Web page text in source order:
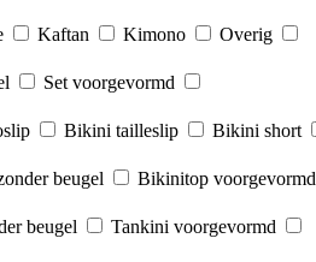
Kaftan Kimono
Overig
Set voorgevormd
Bikini tailleslip Bikini short
beugel Bikinitop voorgevormd
beugel
Tankini voorgevormd